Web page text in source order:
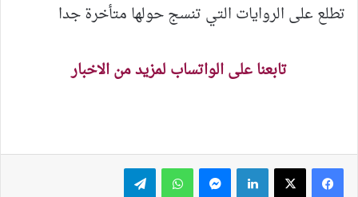
تطلع على الروايات التي تنسج حولها متأخرة جدا
تابعنا على الواتساب لمزيد من الاخبار
لينكدإن ماسنجر واتساب تيلقرام